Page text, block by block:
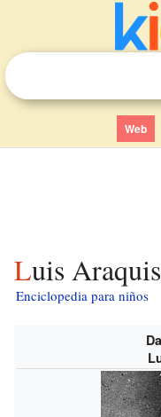
Web
Luis
Enciclopedia para niños